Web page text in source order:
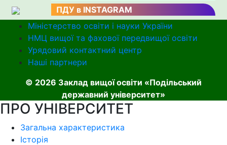
ПДУ в INSTAGRAM
Міністерство освіти і науки України
НМЦ вищої та фахової передвищої освіти
Урядовий контактний центр
Наші партнери
© 2026 Заклад вищої освіти «Подільський
державний університет»
ПРО УНІВЕРСИТЕТ
Загальна характеристика
Історія